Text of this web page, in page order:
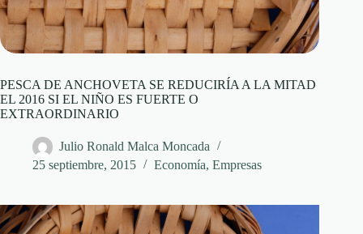
PESCA DE ANCHOVETA SE REDUCIRÍA A LA MITAD
EL 2016 SI EL NIÑO ES FUERTE O
EXTRAORDINARIO
Julio Ronald Malca Moncada
25 septiembre, 2015
Economía, Empresas